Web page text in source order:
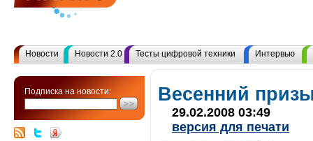
Новости Новости 2.0 Тесты цифровой техники Интервью
Подписка на новости: Весенний
29.02.2008 03:49
версия для печати